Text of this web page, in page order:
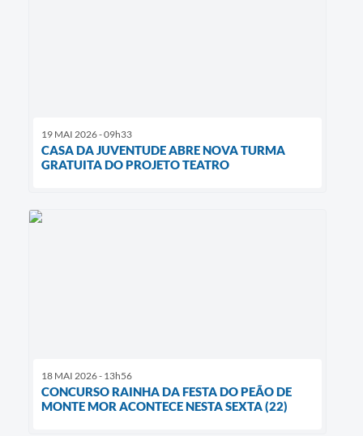
19 MAI 2026 - 09h33
CASA DA JUVENTUDE ABRE NOVA TURMA
GRATUITA DO PROJETO TEATRO
18 MAI 2026 - 13h56
CONCURSO RAINHA DA FESTA DO PEÃO DE
MONTE MOR ACONTECE NESTA SEXTA (22)